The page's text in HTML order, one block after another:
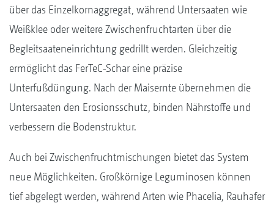
über das Einzelkornaggregat, während Untersaaten wie
Weißklee oder weitere Zwischenfruchtarten über die
Begleitsaateneinrichtung gedrillt werden. Gleichzeitig
ermöglicht das FerTeC-Schar eine präzise
Unterfußdüngung. Nach der Maisernte übernehmen die
Untersaaten den Erosionsschutz, binden Nährstoffe und
verbessern die Bodenstruktur.
Auch bei Zwischenfruchtmischungen bietet das System
neue Möglichkeiten. Großkörnige Leguminosen können
tief abgelegt werden, während Arten wie Phacelia, Rauhafer